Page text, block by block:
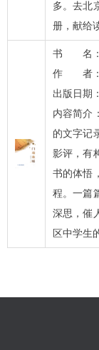
多。去北
册，献给
书 名：
作 者：
出版日期
内容简介
的文字记
影评，有
书的体悟
程。一篇
深思，催
区中学生